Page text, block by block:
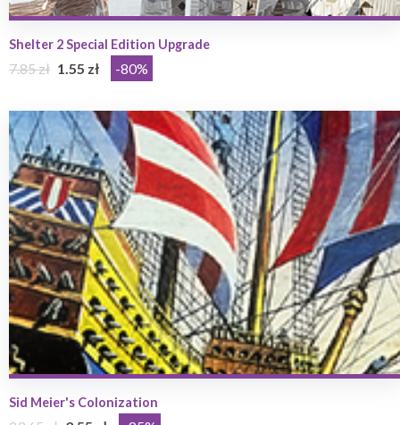
Shelter 2 Special Edition Upgrade
7.85 zł 1.55 zł -80%
Sid Meier's Colonization